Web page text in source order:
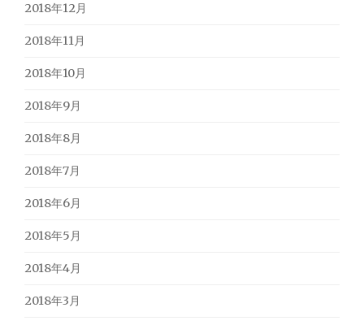
2018年12月
2018年11月
2018年10月
2018年9月
2018年8月
2018年7月
2018年6月
2018年5月
2018年4月
2018年3月